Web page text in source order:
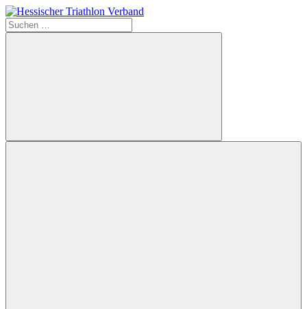
Zum
Inhalt
springen
Hessischer
Suchen
nach:
Suchen